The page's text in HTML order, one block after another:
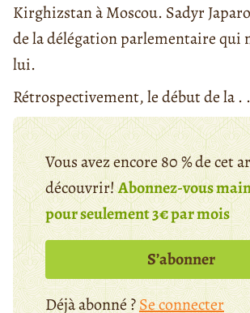
Kirghizstan à Moscou. Sadyr
de la délégation parlementaire qui
lui.
Rétrospectivement, le début de la .
Vous avez encore 80 % de cet
découvrir!Abonnez-vous
pour seulement 3€ par mois
S’abonner
Déjà abonné ?Se connecter